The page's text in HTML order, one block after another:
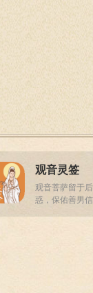
观音灵签
观音菩萨留于
惑，保佑善男